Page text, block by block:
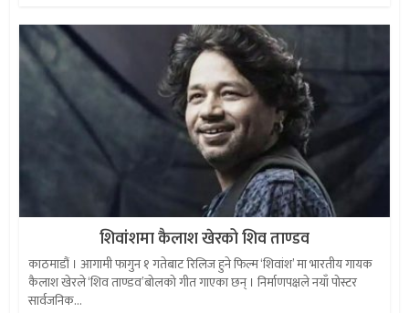
शिवांशमा कैलाश खेरको शिव ताण्डव
काठमाडौं । आगामी फागुन १ गतेबाट रिलिज हुने फिल्म ‘शिवांश’ मा भारतीय गायक
कैलाश खेरले ‘शिव ताण्डव’बोलको गीत गाएका छन् । निर्माणपक्षले नयाँ पोस्टर
सार्वजनिक...